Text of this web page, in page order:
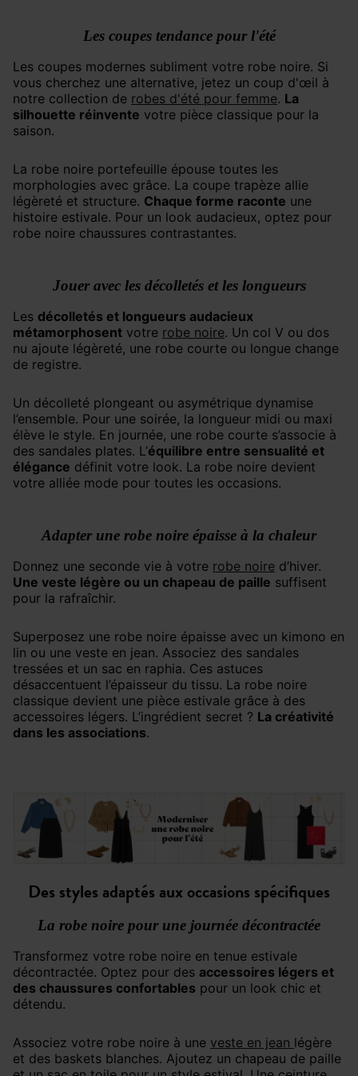
Les coupes tendance pour l'été
Les coupes modernes subliment votre robe noire. Si
vous cherchez une alternative, jetez un coup d'œil à
notre collection de robes d'été pour femme. La
silhouette réinvente votre pièce classique pour la
saison.
La robe noire portefeuille épouse toutes les
morphologies avec grâce. La coupe trapèze allie
légèreté et structure. Chaque forme raconte une
histoire estivale. Pour un look audacieux, optez pour
robe noire chaussures contrastantes.
Jouer avec les décolletés et les longueurs
Les décolletés et longueurs audacieux
métamorphosent votre robe noire. Un col V ou dos
nu ajoute légèreté, une robe courte ou longue change
de registre.
Un décolleté plongeant ou asymétrique dynamise
l’ensemble. Pour une soirée, la longueur midi ou maxi
élève le style. En journée, une robe courte s’associe à
des sandales plates. L’équilibre entre sensualité et
élégance définit votre look. La robe noire devient
votre alliée mode pour toutes les occasions.
Adapter une robe noire épaisse à la chaleur
Donnez une seconde vie à votre robe noire d’hiver.
Une veste légère ou un chapeau de paille suffisent
pour la rafraîchir.
Superposez une robe noire épaisse avec un kimono en
lin ou une veste en jean. Associez des sandales
tressées et un sac en raphia. Ces astuces
désaccentuent l’épaisseur du tissu. La robe noire
classique devient une pièce estivale grâce à des
accessoires légers. L’ingrédient secret ? La créativité
dans les associations.
Des styles adaptés aux occasions spécifiques
La robe noire pour une journée décontractée
Transformez votre robe noire en tenue estivale
décontractée. Optez pour des accessoires légers et
des chaussures confortables pour un look chic et
détendu.
Associez votre robe noire à une veste en jean légère
et des baskets blanches. Ajoutez un chapeau de paille